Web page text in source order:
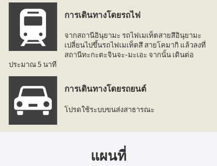
การเดินทางโดยรถไฟ
จากสถานีอินุยามะ รถไฟเมเท็ตสายสึอินุยามะ
เปลี่ยนไปขึ้นรถไฟเมเท็ตสึ สายโคมากิ แล้วลงที่
สถานีทะกะตะจินจะ-มะเอะ จากนั้น เดินต่อ
ประมาณ 5 นาที
การเดินทางโดยรถยนต์
โปรดใช้ระบบขนส่งสาธารณะ
แผนที่